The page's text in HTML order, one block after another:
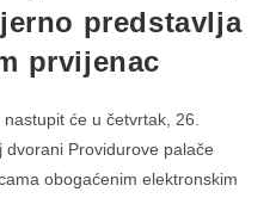
predstavlja
prvijenac
će u četvrtak, 26.
Providurove palače
obogaćenim elektronskim